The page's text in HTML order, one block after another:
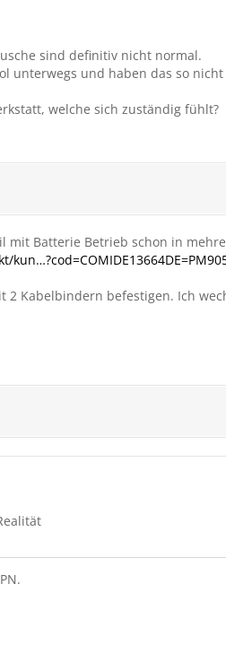
sind definitiv nicht normal.
unterwegs und haben das so
welche sich zuständig fühlt?
mit Batterie Betrieb schon in
Kabelbindern befestigen. Ich